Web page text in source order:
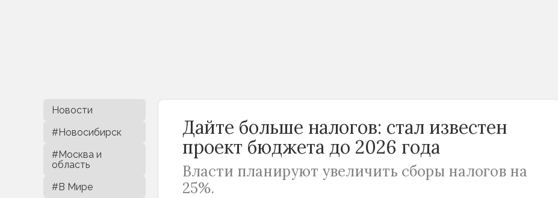
Новости
#Новосибирск
#Москва и
область
#В Мире
Дайте больше налогов: стал известен
проект бюджета до 2026 года
Власти планируют увеличить сборы налогов на
25%.